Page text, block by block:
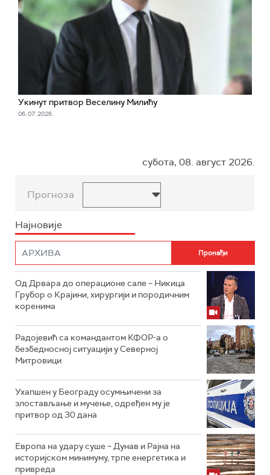
Укинут притвор Веселину Милићу
06. 07. 2026.
субота, 08. август 2026.
Прогноза
Најновије
Од Дрвара до операционе сале – Никица
Грубор о Крајини, хирургији и породичним
коренима
Радојевић са командантом КФОР-а о
безбедносној ситуацији у Северној
Митровици
Ухапшен у Београду осумњичени за
злостављање и мучење, одређен му је
притвор од 30 дана
Европа на удару суше – Дунав и Рајна на
историјском минимуму, трпе енергетика и
привреда